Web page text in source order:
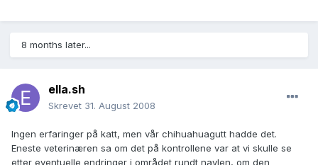
8 months later...
ella.sh
Skrevet 31. August 2008
Ingen erfaringer på katt, men vår chihuahuagutt hadde det.
Eneste veterinæren sa om det på kontrollene var at vi skulle se
etter eventuelle endringer i området rundt navlen, om den